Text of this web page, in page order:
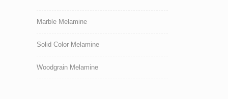
Marble Melamine
Solid Color Melamine
Woodgrain Melamine